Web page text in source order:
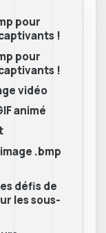
pour
!
pour
!
vidéo
animé
.bmp
défis de
les sous-